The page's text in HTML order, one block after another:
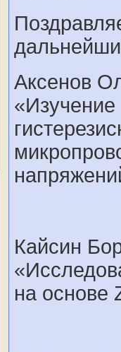
Аксенов
Кайсин
на основе